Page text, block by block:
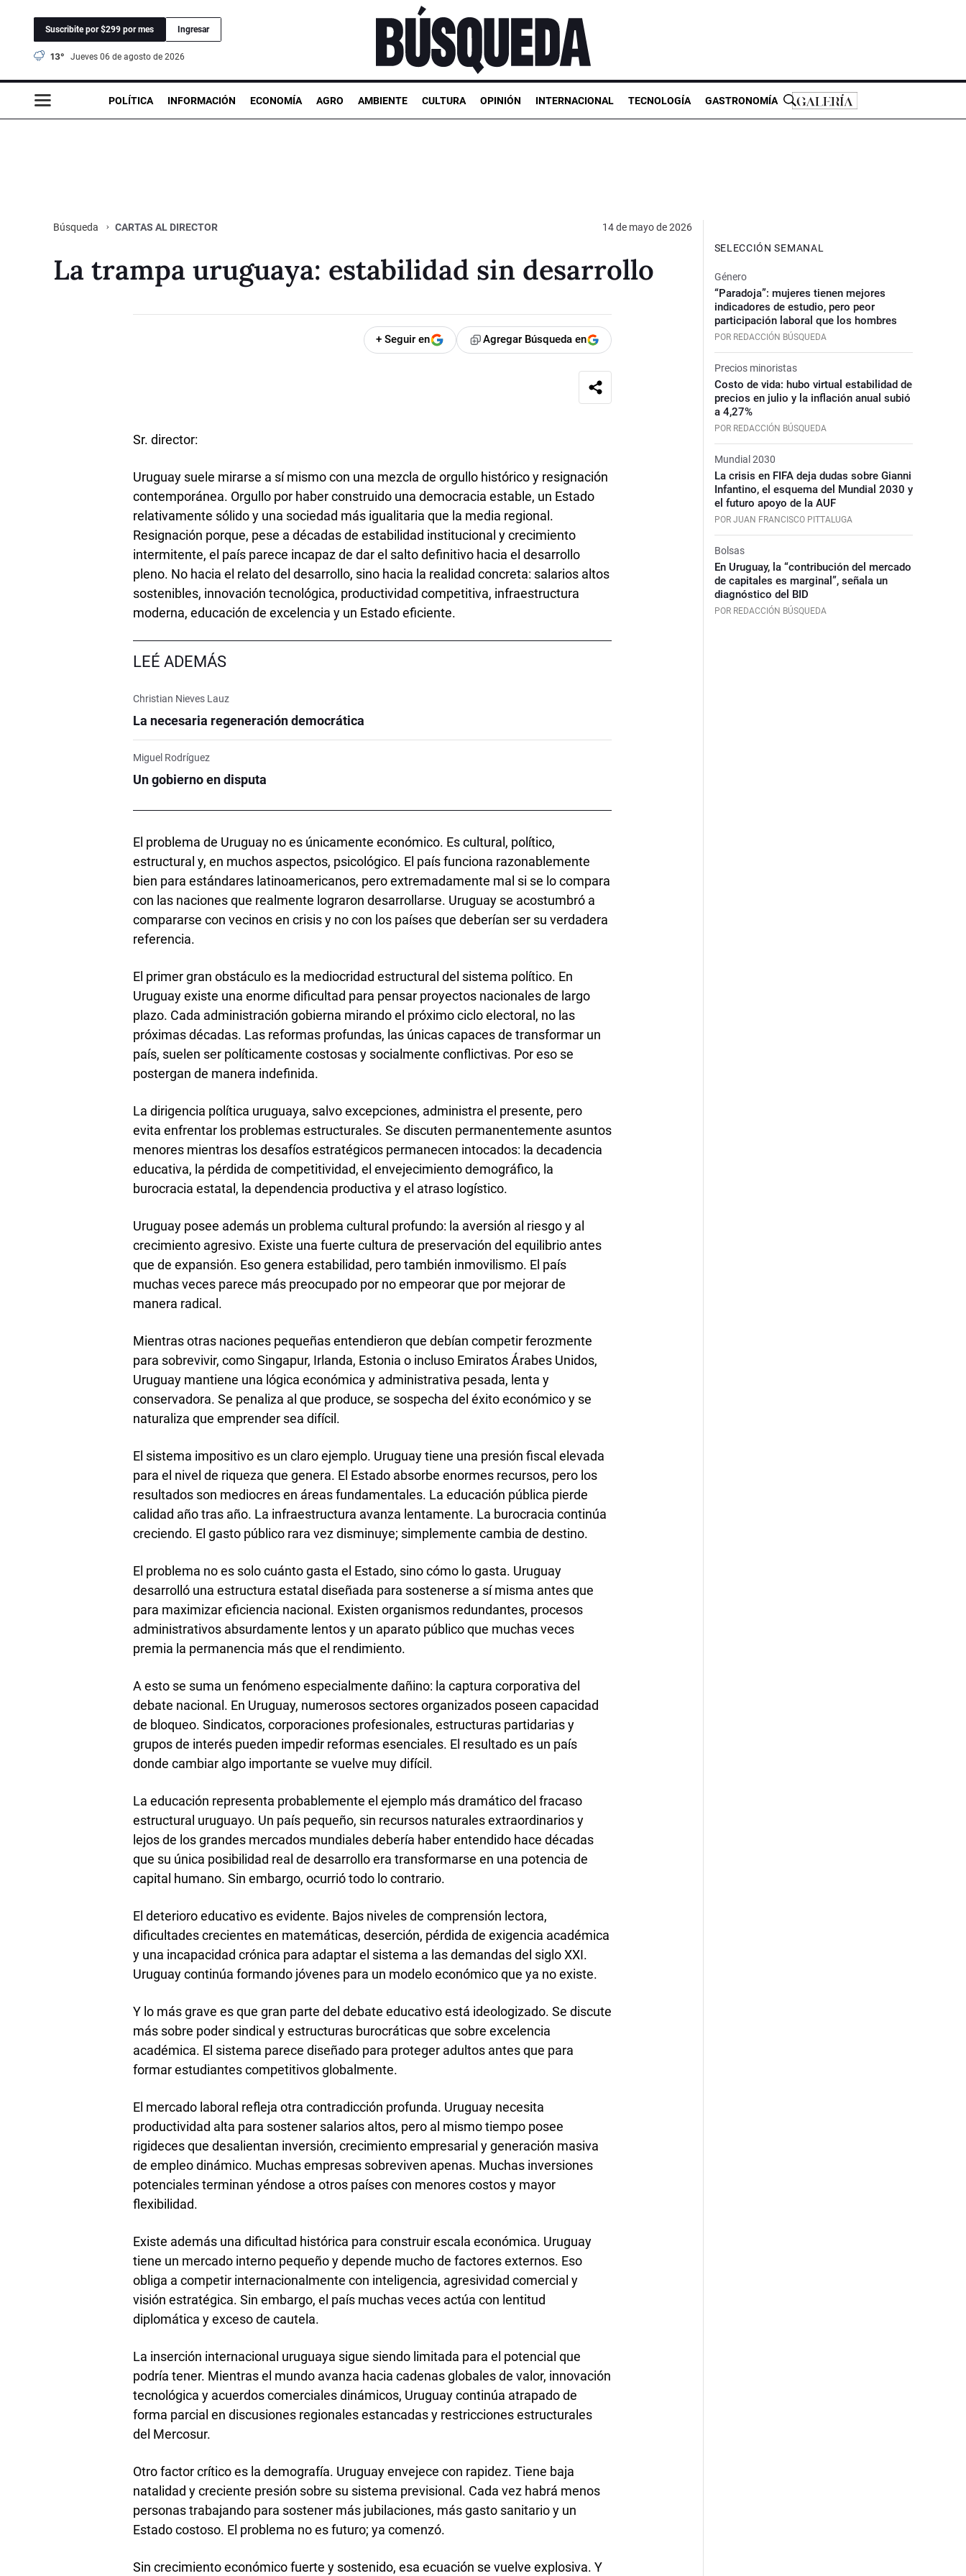
Suscribite por $299 por mes Ingresar
13° jueves 06 de agosto de 2026
POLÍTICA INFORMACIÓN ECONOMÍA AGRO AMBIENTE CULTURA OPINIÓN INTERNACIONAL TECNOLOGÍA GASTRONOMÍA
Búsqueda CARTAS AL DIRECTOR 14 de mayo de 2026
La trampa uruguaya: estabilidad sin desarrollo
+ Seguir en Agregar Búsqueda en
Sr. director:
Uruguay suele mirarse a sí mismo con una mezcla de orgullo histórico y resignación
contemporánea. Orgullo por haber construido una democracia estable, un Estado
relativamente sólido y una sociedad más igualitaria que la media regional.
Resignación porque, pese a décadas de estabilidad institucional y crecimiento
intermitente, el país parece incapaz de dar el salto definitivo hacia el desarrollo
pleno. No hacia el relato del desarrollo, sino hacia la realidad concreta: salarios altos
sostenibles, innovación tecnológica, productividad competitiva, infraestructura
moderna, educación de excelencia y un Estado eficiente.
LEÉ ADEMÁS
Christian Nieves Lauz
La necesaria regeneración democrática
Miguel Rodríguez
Un gobierno en disputa
El problema de Uruguay no es únicamente económico. Es cultural, político,
estructural y, en muchos aspectos, psicológico. El país funciona razonablemente
bien para estándares latinoamericanos, pero extremadamente mal si se lo compara
con las naciones que realmente lograron desarrollarse. Uruguay se acostumbró a
compararse con vecinos en crisis y no con los países que deberían ser su verdadera
referencia.
El primer gran obstáculo es la mediocridad estructural del sistema político. En
Uruguay existe una enorme dificultad para pensar proyectos nacionales de largo
plazo. Cada administración gobierna mirando el próximo ciclo electoral, no las
próximas décadas. Las reformas profundas, las únicas capaces de transformar un
país, suelen ser políticamente costosas y socialmente conflictivas. Por eso se
postergan de manera indefinida.
La dirigencia política uruguaya, salvo excepciones, administra el presente, pero
evita enfrentar los problemas estructurales. Se discuten permanentemente asuntos
menores mientras los desafíos estratégicos permanecen intocados: la decadencia
educativa, la pérdida de competitividad, el envejecimiento demográfico, la
burocracia estatal, la dependencia productiva y el atraso logístico.
Uruguay posee además un problema cultural profundo: la aversión al riesgo y al
crecimiento agresivo. Existe una fuerte cultura de preservación del equilibrio antes
que de expansión. Eso genera estabilidad, pero también inmovilismo. El país
muchas veces parece más preocupado por no empeorar que por mejorar de
manera radical.
Mientras otras naciones pequeñas entendieron que debían competir ferozmente
para sobrevivir, como Singapur, Irlanda, Estonia o incluso Emiratos Árabes Unidos,
Uruguay mantiene una lógica económica y administrativa pesada, lenta y
conservadora. Se penaliza al que produce, se sospecha del éxito económico y se
naturaliza que emprender sea difícil.
El sistema impositivo es un claro ejemplo. Uruguay tiene una presión fiscal elevada
para el nivel de riqueza que genera. El Estado absorbe enormes recursos, pero los
resultados son mediocres en áreas fundamentales. La educación pública pierde
calidad año tras año. La infraestructura avanza lentamente. La burocracia continúa
creciendo. El gasto público rara vez disminuye; simplemente cambia de destino.
El problema no es solo cuánto gasta el Estado, sino cómo lo gasta. Uruguay
desarrolló una estructura estatal diseñada para sostenerse a sí misma antes que
para maximizar eficiencia nacional. Existen organismos redundantes, procesos
administrativos absurdamente lentos y un aparato público que muchas veces
premia la permanencia más que el rendimiento.
A esto se suma un fenómeno especialmente dañino: la captura corporativa del
debate nacional. En Uruguay, numerosos sectores organizados poseen capacidad
de bloqueo. Sindicatos, corporaciones profesionales, estructuras partidarias y
grupos de interés pueden impedir reformas esenciales. El resultado es un país
donde cambiar algo importante se vuelve muy difícil.
La educación representa probablemente el ejemplo más dramático del fracaso
estructural uruguayo. Un país pequeño, sin recursos naturales extraordinarios y
lejos de los grandes mercados mundiales debería haber entendido hace décadas
que su única posibilidad real de desarrollo era transformarse en una potencia de
capital humano. Sin embargo, ocurrió todo lo contrario.
El deterioro educativo es evidente. Bajos niveles de comprensión lectora,
dificultades crecientes en matemáticas, deserción, pérdida de exigencia académica
y una incapacidad crónica para adaptar el sistema a las demandas del siglo XXI.
Uruguay continúa formando jóvenes para un modelo económico que ya no existe.
Y lo más grave es que gran parte del debate educativo está ideologizado. Se discute
más sobre poder sindical y estructuras burocráticas que sobre excelencia
académica. El sistema parece diseñado para proteger adultos antes que para
formar estudiantes competitivos globalmente.
El mercado laboral refleja otra contradicción profunda. Uruguay necesita
productividad alta para sostener salarios altos, pero al mismo tiempo posee
rigideces que desalientan inversión, crecimiento empresarial y generación masiva
de empleo dinámico. Muchas empresas sobreviven apenas. Muchas inversiones
potenciales terminan yéndose a otros países con menores costos y mayor
flexibilidad.
Existe además una dificultad histórica para construir escala económica. Uruguay
tiene un mercado interno pequeño y depende mucho de factores externos. Eso
obliga a competir internacionalmente con inteligencia, agresividad comercial y
visión estratégica. Sin embargo, el país muchas veces actúa con lentitud
diplomática y exceso de cautela.
La inserción internacional uruguaya sigue siendo limitada para el potencial que
podría tener. Mientras el mundo avanza hacia cadenas globales de valor, innovación
tecnológica y acuerdos comerciales dinámicos, Uruguay continúa atrapado de
forma parcial en discusiones regionales estancadas y restricciones estructurales
del Mercosur.
Otro factor crítico es la demografía. Uruguay envejece con rapidez. Tiene baja
natalidad y creciente presión sobre su sistema previsional. Cada vez habrá menos
personas trabajando para sostener más jubilaciones, más gasto sanitario y un
Estado costoso. El problema no es futuro; ya comenzó.
Sin crecimiento económico fuerte y sostenido, esa ecuación se vuelve explosiva. Y
SELECCIÓN SEMANAL
Género
“Paradoja”: mujeres tienen mejores
indicadores de estudio, pero peor
participación laboral que los hombres
POR REDACCIÓN BÚSQUEDA
Precios minoristas
Costo de vida: hubo virtual estabilidad de
precios en julio y la inflación anual subió
a 4,27%
POR REDACCIÓN BÚSQUEDA
Mundial 2030
La crisis en FIFA deja dudas sobre Gianni
Infantino, el esquema del Mundial 2030 y
el futuro apoyo de la AUF
POR JUAN FRANCISCO PITTALUGA
Bolsas
En Uruguay, la “contribución del mercado
de capitales es marginal”, señala un
diagnóstico del BID
POR REDACCIÓN BÚSQUEDA